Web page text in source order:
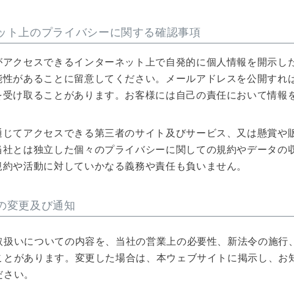
ト上のプライバシーに関する確認事項
クセスできるインターネット上で自発的に個人情報を開示
があることに留意してください。メールアドレスを公開す
受け取ることがあります。お客様には自己の責任において情
てアクセスできる第三者のサイト及びサービス、又は懸賞
とは独立した個々のプライバシーに関しての規約やデータ
や活動に対していかなる義務や責任も負いません。
変更及び通知
いについての内容を、当社の営業上の必要性、新法令の施
があります。変更した場合は、本ウェブサイトに掲示し、
い。